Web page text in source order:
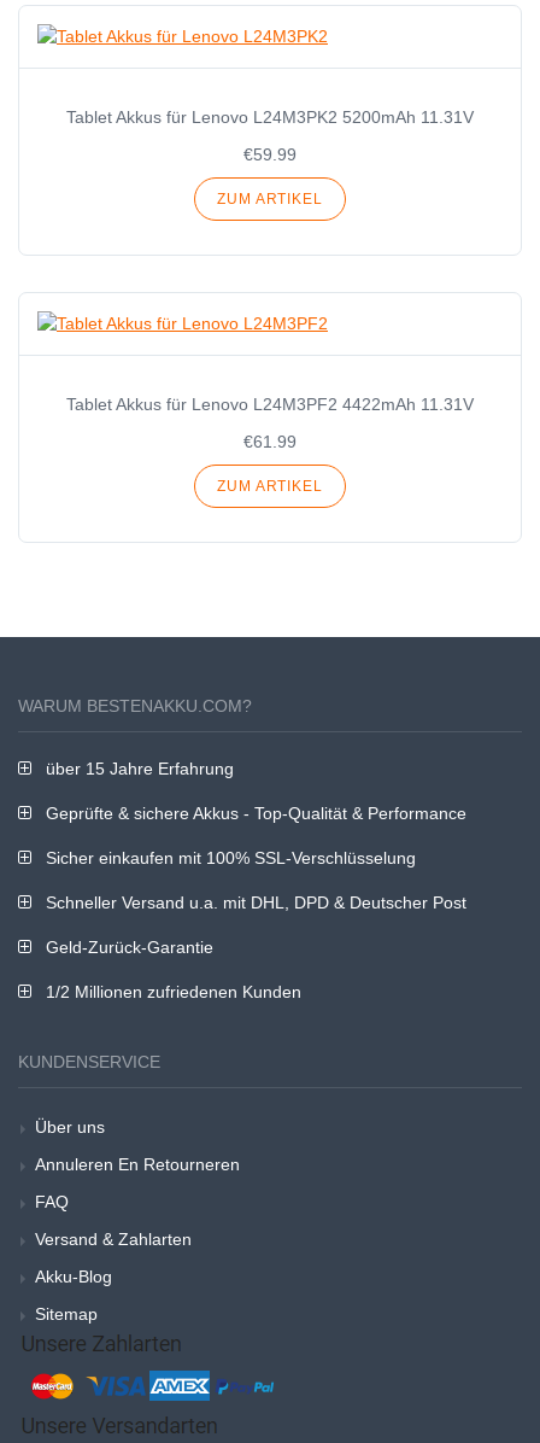
Tablet Akkus für Lenovo L24M3PK2 5200mAh 11.31V
€59.99
ZUM ARTIKEL
Tablet Akkus für Lenovo L24M3PF2 4422mAh 11.31V
€61.99
ZUM ARTIKEL
WARUM BESTENAKKU.COM?
über 15 Jahre Erfahrung
Geprüfte & sichere Akkus - Top-Qualität & Performance
Sicher einkaufen mit 100% SSL-Verschlüsselung
Schneller Versand u.a. mit DHL, DPD & Deutscher Post
Geld-Zurück-Garantie
1/2 Millionen zufriedenen Kunden
KUNDENSERVICE
Über uns
Annuleren En Retourneren
FAQ
Versand & Zahlarten
Akku-Blog
Sitemap